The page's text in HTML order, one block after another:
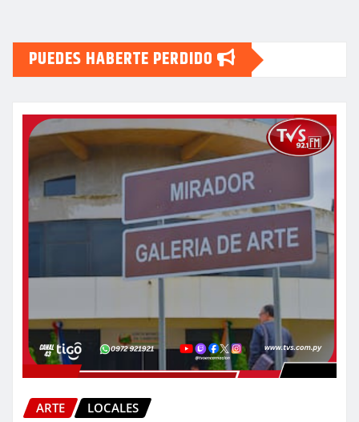
PUEDES HABERTE PERDIDO
ARTE LOCALES